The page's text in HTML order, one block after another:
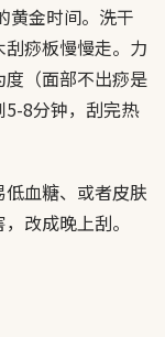
黄金时间。洗干
痧板慢慢走。力
（面部不出痧是
5-8分钟，刮完热
血糖、或者皮肤
改成晚上刮。